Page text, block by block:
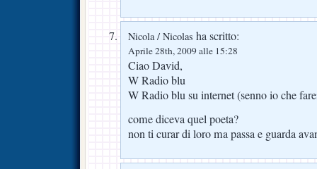
Nicola / Nicolas ha scritto:
Aprile 28th, 2009 alle 15:28
Ciao David,
W Radio blu
W Radio blu su internet (senno io che
come diceva quel poeta?
non ti curar di loro ma passa e guarda